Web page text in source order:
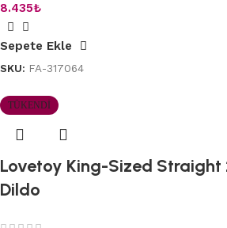
8.435₺
Sepete Ekle
SKU: FA-317064
TÜKENDI
Lovetoy King-Sized Straight
Dildo